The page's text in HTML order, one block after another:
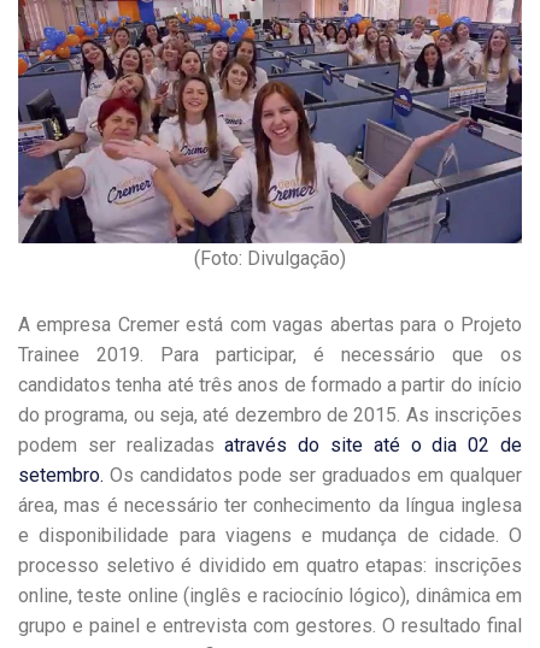
(Foto: Divulgação)
A empresa Cremer está com vagas abertas para o Projeto
Trainee 2019. Para participar, é necessário que os
candidatos tenha até três anos de formado a partir do início
do programa, ou seja, até dezembro de 2015. As inscrições
podem ser realizadasatravés do site até o dia 02 de
setembro. Os candidatos pode ser graduados em qualquer
área, mas é necessário ter conhecimento da língua inglesa
e disponibilidade para viagens e mudança de cidade. O
processo seletivo é dividido em quatro etapas: inscrições
online, teste online (inglês e raciocínio lógico), dinâmica em
grupo e painel e entrevista com gestores. O resultado final